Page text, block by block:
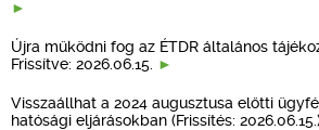
Újra működni fog az ÉTDR általános
Frissítve: 2026.06.15.
Visszaállhat a 2024 augusztusa előtti
hatósági eljárásokban (Frissítés: